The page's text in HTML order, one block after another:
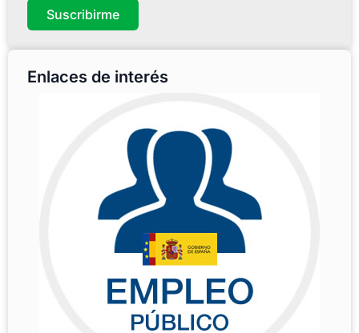
Suscribirme
Enlaces de interés